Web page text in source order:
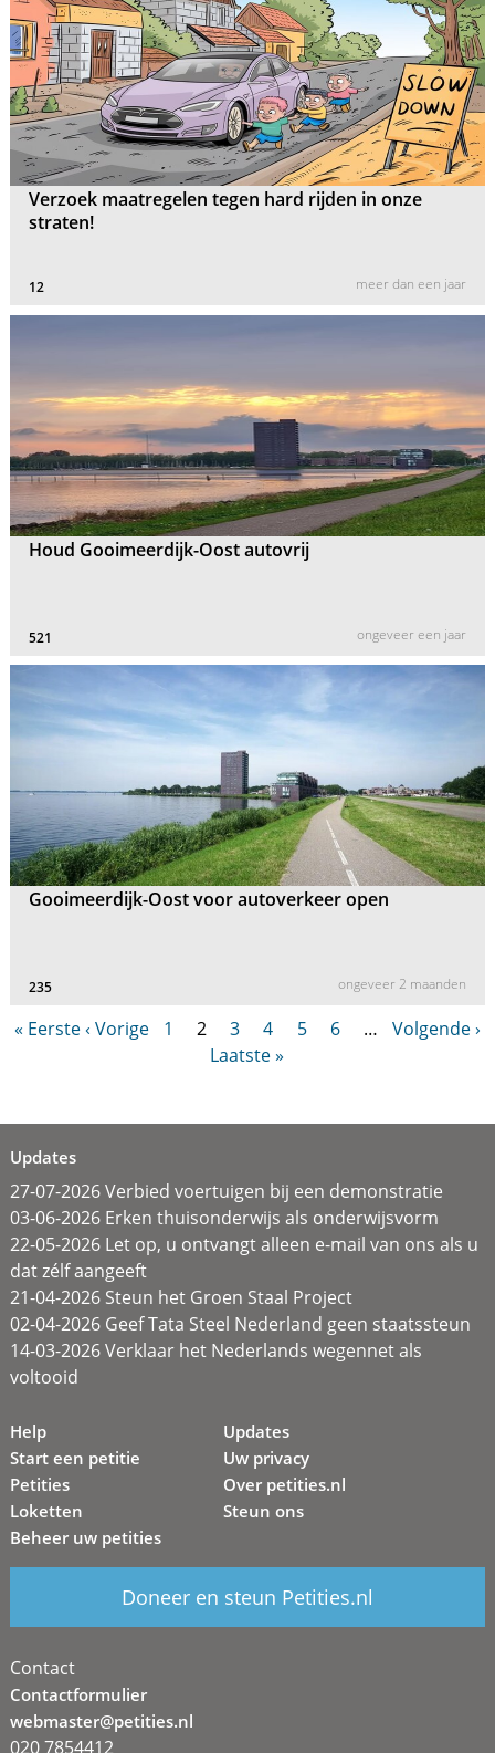
Verzoek maatregelen tegen hard rijden in onze
straten!
12 meer dan een jaar
Houd Gooimeerdijk-Oost autovrij
521 ongeveer een jaar
Gooimeerdijk-Oost voor autoverkeer open
235 ongeveer 2 maanden
« Eerste‹ Vorige 1 2 3 4 5 6 …
Volgende ›
Laatste »
Updates
27-07-2026 Verbied voertuigen bij een demonstratie
03-06-2026 Erken thuisonderwijs als onderwijsvorm
22-05-2026 Let op, u ontvangt alleen e-mail van ons als u
dat zélf aangeeft
21-04-2026 Steun het Groen Staal Project
02-04-2026 Geef Tata Steel Nederland geen staatssteun
14-03-2026 Verklaar het Nederlands wegennet als
voltooid
Help
Start een petitie
Petities
Loketten
Beheer uw petities
Updates
Uw privacy
Over petities.nl
Steun ons
Doneer en steun Petities.nl
Contact
Contactformulier
webmaster@petities.nl
020 7854412